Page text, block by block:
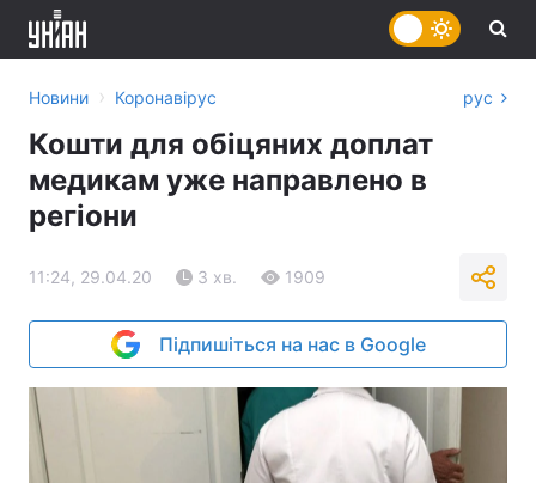
Новини › Коронавірус рус
Кошти для обіцяних доплат
медикам уже направлено в
регіони
11:24, 29.04.20 3 хв. 1909
Підпишіться на нас в Google